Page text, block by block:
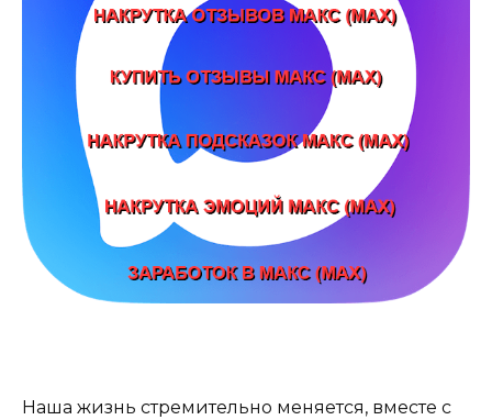
Наша жизнь стремительно меняется, вместе с